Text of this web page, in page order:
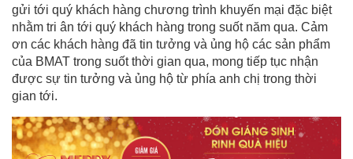
gửi tới quý khách hàng chương trình khuyến mại đặc biệt
nhằm tri ân tới quý khách hàng trong suốt năm qua. Cảm
ơn các khách hàng đã tin tưởng và ủng hộ các sản phẩm
của BMAT trong suốt thời gian qua, mong tiếp tục nhận
được sự tin tưởng và ủng hộ từ phía anh chị trong thời
gian tới.